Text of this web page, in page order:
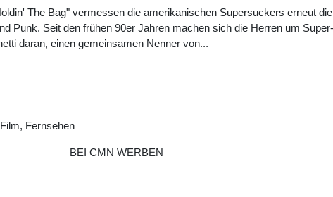
The Bag" vermessen die amerikanischen Supersuckers erneut
Punk. Seit den frühen 90er Jahren machen sich die Herren um
daran, einen gemeinsamen Nenner von...
Fernsehen
BEI CMN WERBEN